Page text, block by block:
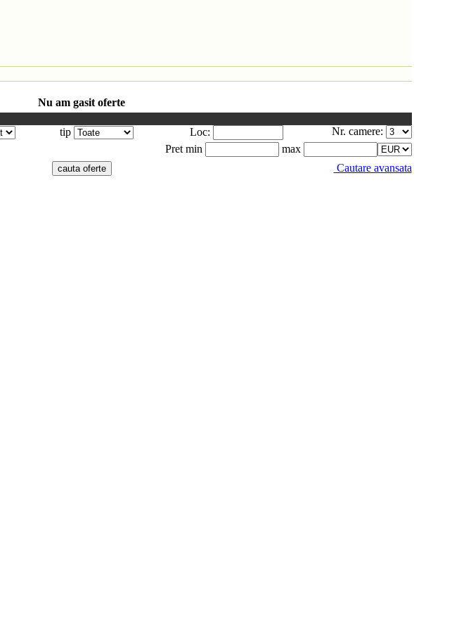
Nu am gasit oferte
tip Loc:
Nr. camere:
Pret min
max
Cautare avansata